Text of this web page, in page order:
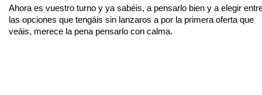
Ahora es vuestro turno y ya sabéis, a pensarlo bien y a elegir
las opciones que tengáis sin lanzaros a por la primera oferta que
veáis, merece la pena pensarlo con calma.